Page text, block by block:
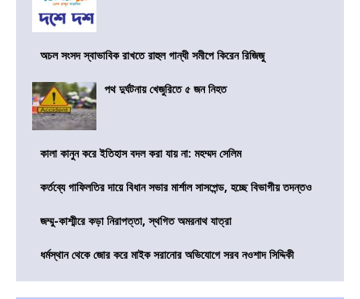
অচল সংসদ স্বাভাবিক রাখতে রাহুল গান্ধী সমীপে কিরেন রিজিজু
পথ দুর্ঘটনায় খেজুরিতে ৫ জন নিহত
কালা কানুন করে ইতিহাস বদল করা যায় না: মহম্মদ সেলিম
কর্তব্যে গাফিলতির দায়ে বিধান সভার মার্শাল সাসপেন্ড, হচ্ছে বিভাগীয় তদন্তও
জম্মু-কাশ্মীরে কড়া নিরাপত্তা, স্থগিত অমরনাথ যাত্রা
ধর্মস্থান থেকে জোর করে মাইক সরানোর অভিযোগে সরব নওশাদ সিদ্দিকী